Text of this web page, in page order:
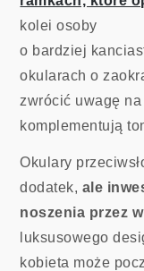
kolei osoby
o bardziej
okularach o
zwrócić uwagę
komplementują
Okulary
dodatek, ale
noszenia przez
luksusowego
kobieta może